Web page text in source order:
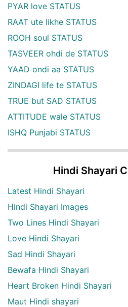
PYAR love STATUS
RAAT ute likhe STATUS
ROOH soul STATUS
TASVEER ohdi de STATUS
YAAD ondi aa STATUS
ZINDAGI life te STATUS
TRUE but SAD STATUS
ATTITUDE wale STATUS
ISHQ Punjabi STATUS
Hindi Shayari
Latest Hindi Shayari
Hindi Shayari Images
Two Lines Hindi Shayari
Love Hindi Shayari
Sad Hindi Shayari
Bewafa Hindi Shayari
Heart Broken Hindi Shayari
Maut Hindi shayari